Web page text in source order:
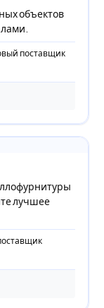
объектов
поставщик
лучшее